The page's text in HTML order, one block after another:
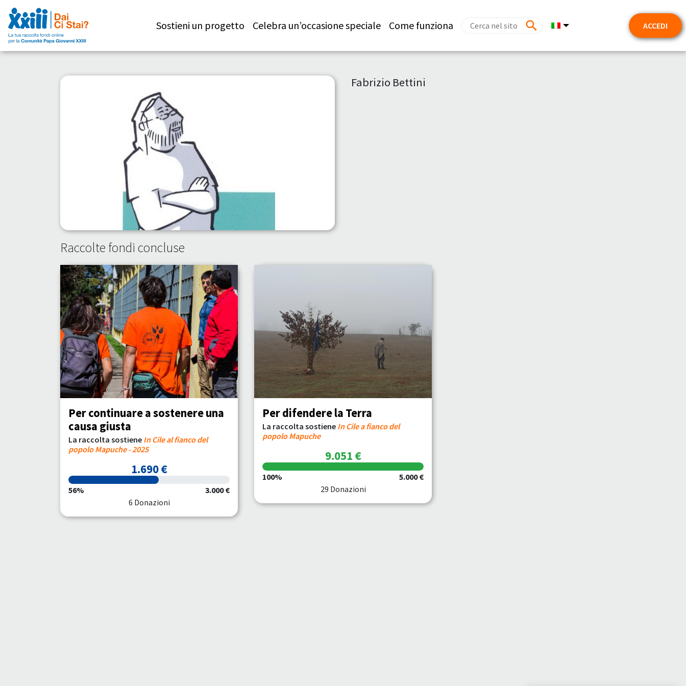
Sostieni un progetto Celebra un’occasione speciale Come funziona ACCEDI
Fabrizio Bettini
Raccolte fondi concluse
Per continuare a sostenere una
causa giusta
La raccolta sostiene In Cile al fianco del
popolo Mapuche - 2025
1.690 €
56%
3.000 €
6 Donazioni
Per difendere la Terra
La raccolta sostiene In Cile a fianco del
popolo Mapuche
9.051 €
100%
5.000 €
29 Donazioni